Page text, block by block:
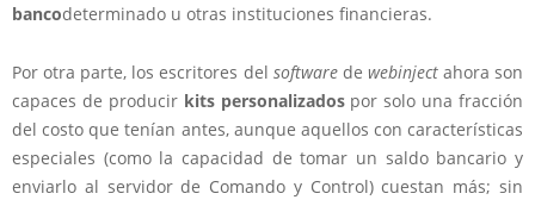
bancodeterminado u otras instituciones financieras.
Por otra parte, los escritores del softwarede webinjectahora son
capaces de producirkits personalizadospor solo una fracción
del costo que tenían antes, aunque aquellos con características
especiales (como la capacidad de tomar un saldo bancario y
enviarlo al servidor de Comando y Control) cuestan más; sin